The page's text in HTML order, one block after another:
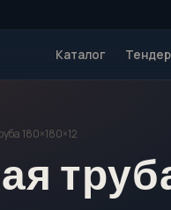
Каталог
180×180×12
труба